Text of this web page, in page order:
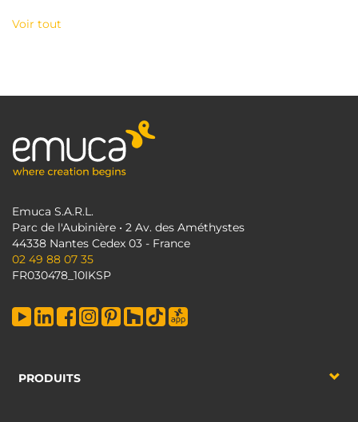
Voir tout
Emuca S.A.R.L.
Parc de l'Aubinière • 2 Av. des Améthystes
44338 Nantes Cedex 03 - France
02 49 88 07 35
FR030478_10IKSP
PRODUITS